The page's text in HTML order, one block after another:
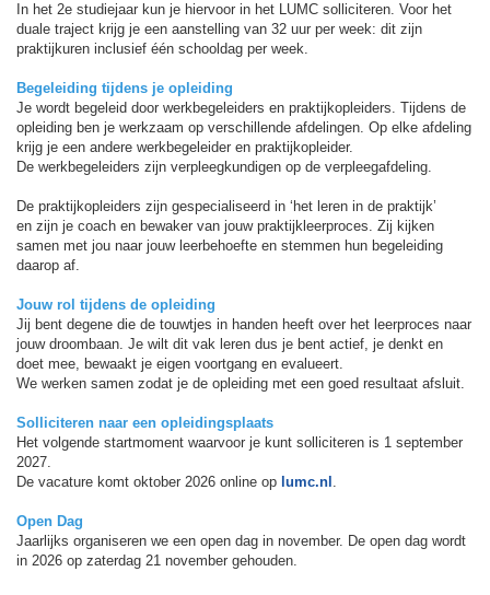
In het 2e studiejaar kun je hiervoor in het LUMC solliciteren. Voor het
duale traject krijg je een aanstelling van 32 uur per week: dit zijn
praktijkuren inclusief één schooldag per week.
Begeleiding tijdens je opleiding
Je wordt begeleid door werkbegeleiders en praktijkopleiders. Tijdens de
opleiding ben je werkzaam op verschillende afdelingen. Op elke afdeling
krijg je een andere werkbegeleider en praktijkopleider.
De werkbegeleiders zijn verpleegkundigen op de verpleegafdeling.
De praktijkopleiders zijn gespecialiseerd in ‘het leren in de praktijk’
en zijn je coach en bewaker van jouw praktijkleerproces. Zij kijken
samen met jou naar jouw leerbehoefte en stemmen hun begeleiding
daarop af.
Jouw rol tijdens de opleiding
Jij bent degene die de touwtjes in handen heeft over het leerproces naar
jouw droombaan. Je wilt dit vak leren dus je bent actief, je denkt en
doet mee, bewaakt je eigen voortgang en evalueert.
We werken samen zodat je de opleiding met een goed resultaat afsluit.
Solliciteren naar een opleidingsplaats
Het volgende startmoment waarvoor je kunt solliciteren is 1 september
2027.
De vacature komt oktober 2026 online op lumc.nl .
Open Dag
Jaarlijks organiseren we een open dag in november. De open dag wordt
in 2026 op zaterdag 21 november gehouden.